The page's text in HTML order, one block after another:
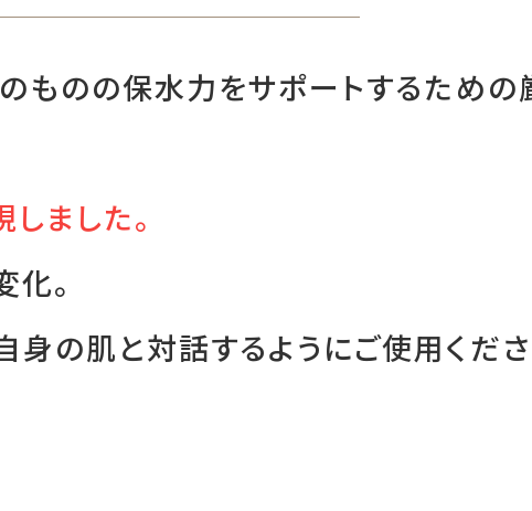
ものの保水力をサポートするため
ました。
。
の肌と対話するようにご使用くださ